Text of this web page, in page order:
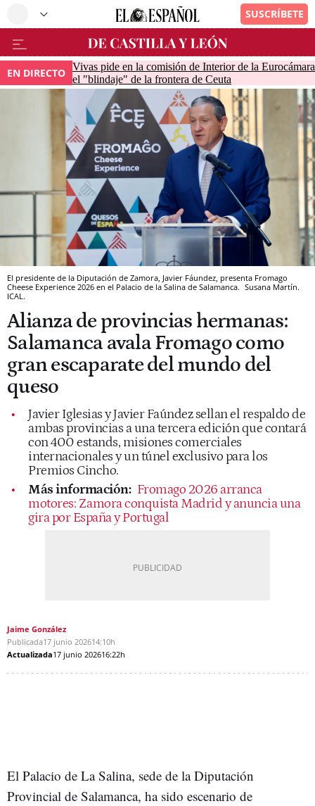
EN DIRECTO Vivas pide en la comisión de Interior de la Eurocámara
el "blindaje" de la frontera de Ceuta
El presidente de la Diputación de Zamora, Javier Fáundez, presenta Fromago
Cheese Experience 2026 en el Palacio de la Salina de Salamanca. Susana Martín.
ICAL.
Alianza de provincias hermanas:
Salamanca avala Fromago como
gran escaparate del mundo del
queso
Javier Iglesias y Javier Faúndez sellan el respaldo de
ambas provincias a una tercera edición que contará
con 400 estands, misiones comerciales
internacionales y un túnel exclusivo para los
Premios Cincho.
Más información: Fromago 2026 arranca
motores: Zamora conquista Madrid y anuncia una
gira por España y Portugal
Jaime González
Publicada17 junio 202614:10h
Actualizada17 junio 202616:22h
El Palacio de La Salina, sede de la Diputación
Provincial de Salamanca, ha sido escenario de